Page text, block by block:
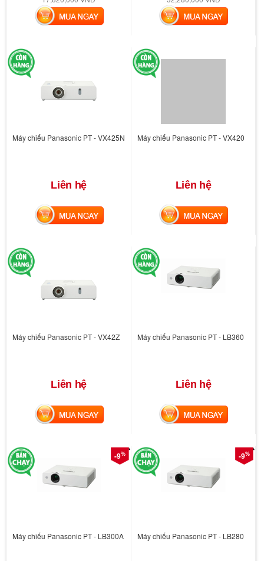
MUA NGAY
MUA NGAY
Máy chiếu Panasonic PT - VX425N
Liên hệ
MUA NGAY
Máy chiếu Panasonic PT - VX420
Liên hệ
MUA NGAY
Máy chiếu Panasonic PT - VX42Z
Liên hệ
MUA NGAY
Máy chiếu Panasonic PT - LB360
Liên hệ
MUA NGAY
-9%
Máy chiếu Panasonic PT - LB300A
-9%
Máy chiếu Panasonic PT - LB280